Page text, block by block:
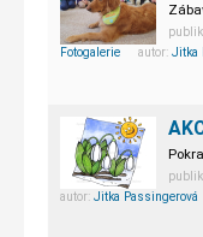
Fotogalerie autor: Jitka
autor: Jitka Passingerová